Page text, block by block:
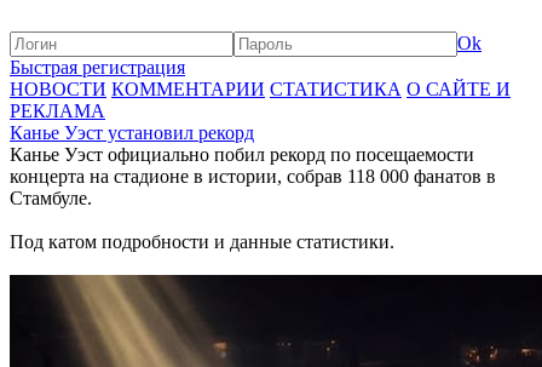
Ok
Быстрая регистрация
НОВОСТИ КОММЕНТАРИИ СТАТИСТИКА О САЙТЕ И
РЕКЛАМА
Канье Уэст установил рекорд
Канье Уэст официально побил рекорд по посещаемости
концерта на стадионе в истории, собрав 118 000 фанатов в
Стамбуле.
Под катом подробности и данные статистики.